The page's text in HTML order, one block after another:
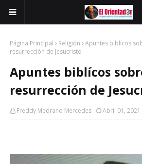
Página Principal Religión
Apuntes biblícos
resurrección de Jesucristo
Apuntes biblícos
resurrección de
Freddy Medrano Mercedes Abril 01, 2021